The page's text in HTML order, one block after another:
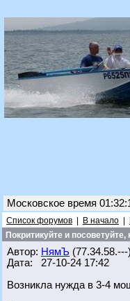
Московское время
Список форумов В начало
Покритикуйте и
Автор: НямЪ (77.34.58.---)
Дата: 27-10-24 17:42
Возникла нужда в 3-4